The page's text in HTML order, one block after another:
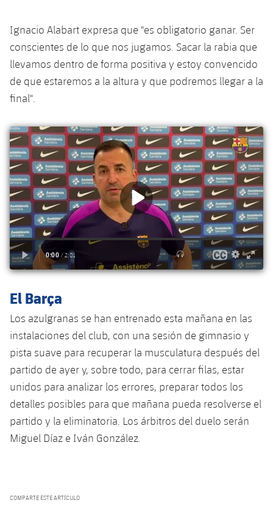
Ignacio Alabart expresa que "es obligatorio ganar. Ser
conscientes de lo que nos jugamos. Sacar la rabia que
llevamos dentro de forma positiva y estoy convencido
de que estaremos a la altura y que podremos llegar a la
final".
El Barça
Los azulgranas se han entrenado esta mañana en las
instalaciones del club, con una sesión de gimnasio y
pista suave para recuperar la musculatura después del
partido de ayer y, sobre todo, para cerrar filas, estar
unidos para analizar los errores, preparar todos los
detalles posibles para que mañana pueda resolverse el
partido y la eliminatoria. Los árbitros del duelo serán
Miguel Díaz e Iván González.
COMPARTE ESTE ARTÍCULO